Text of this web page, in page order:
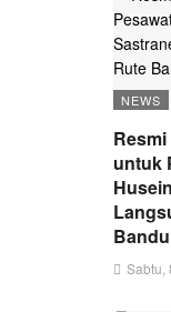
NEWS
untuk
Sabtu,